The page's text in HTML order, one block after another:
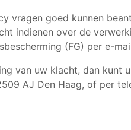
vragen goed kunnen
indienen over de
(FG) per e-
van uw klacht, dan kunt
AJ Den Haag, of per